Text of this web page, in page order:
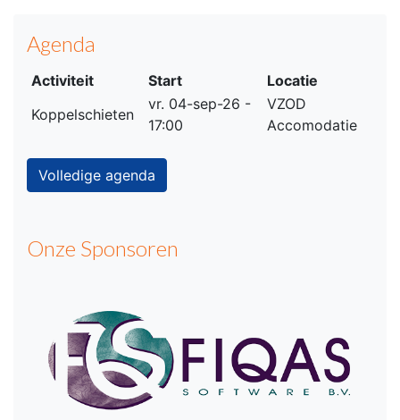
Agenda
Activiteit Start
Locatie
Koppelschieten
vr. 04-sep-26 -
17:00
VZOD
Accomodatie
Volledige agenda
Onze Sponsoren